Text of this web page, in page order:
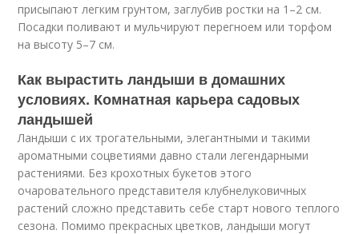
присыпают легким грунтом, заглубив ростки на 1–2 см.
Посадки поливают и мульчируют перегноем или торфом
на высоту 5–7 см.
Как вырастить ландыши в домашних
условиях. Комнатная карьера садовых
ландышей
Ландыши с их трогательными, элегантными и такими
ароматными соцветиями давно стали легендарными
растениями. Без крохотных букетов этого
очаровательного представителя клубнелуковичных
растений сложно представить себе старт нового теплого
сезона. Помимо прекрасных цветков, ландыши могут